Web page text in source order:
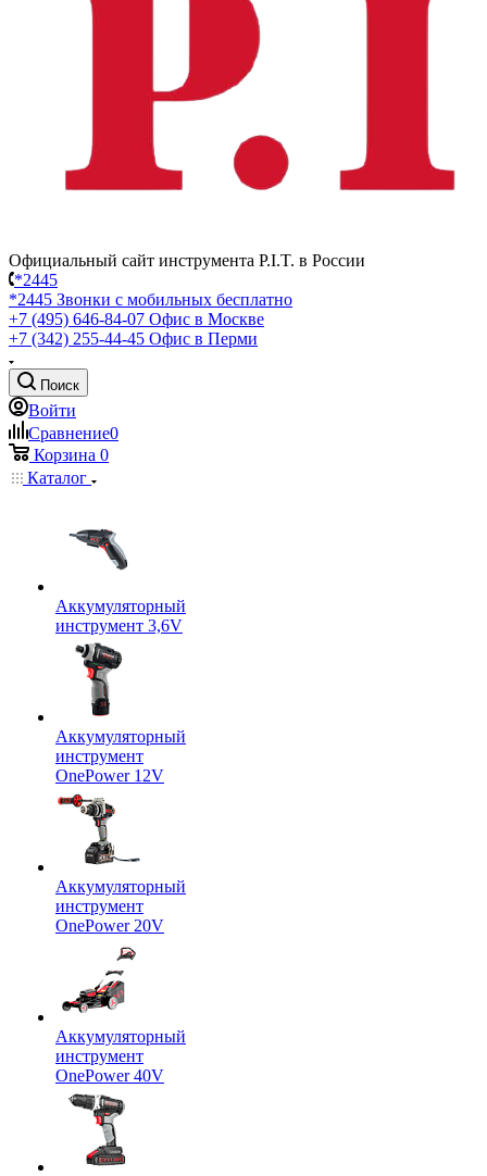
Официальный сайт инструмента P.I.T. в России
*2445
*2445 Звонки с мобильных бесплатно
+7 (495) 646-84-07 Офис в Москве
+7 (342) 255-44-45 Офис в Перми
Поиск
Войти
Сравнение0
Корзина 0
Каталог
Аккумуляторный
инструмент 3,6V
Аккумуляторный
инструмент
OnePower 12V
Аккумуляторный
инструмент
OnePower 20V
Аккумуляторный
инструмент
OnePower 40V